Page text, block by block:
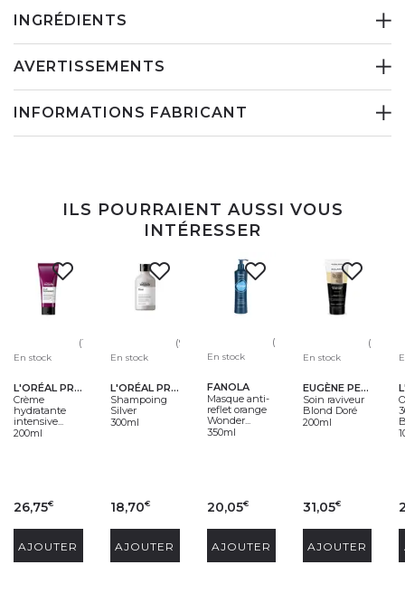
INGRÉDIENTS
AVERTISSEMENTS
INFORMATIONS FABRICANT
ILS POURRAIENT AUSSI VOUS
INTÉRESSER
(137)
En stock
L'ORÉAL PROFESSIONNEL
Crème
hydratante
intensive...
200ml
26,75€
AJOUTER
(94)
En stock
L'ORÉAL PROFESSIONNEL
Shampoing
Silver
300ml
18,70€
AJOUTER
(4)
En stock
FANOLA
Masque anti-
reflet orange
Wonder...
350ml
20,05€
AJOUTER
(1)
En stock
EUGÈNE PERMA
Soin raviveur
Blond Doré
200ml
31,05€
AJOUTER